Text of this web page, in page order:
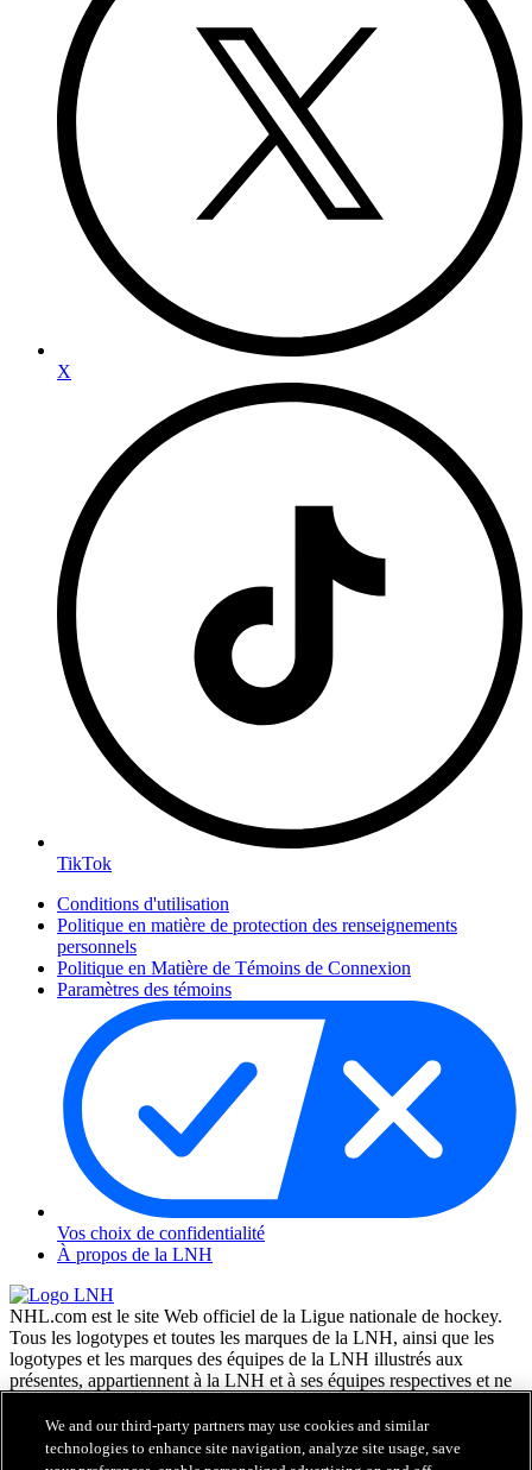
X
TikTok
Conditions d'utilisation
Politique en matière de protection des renseignements
personnels
Politique en Matière de Témoins de Connexion
Paramètres des témoins
Vos choix de confidentialité
À propos de la LNH
NHL.com est le site Web officiel de la Ligue nationale de hockey.
Tous les logotypes et toutes les marques de la LNH, ainsi que les
logotypes et les marques des équipes de la LNH illustrés aux
présentes, appartiennent à la LNH et à ses équipes respectives et ne
Enterprises, L.P. © LNH 2026. Tous droits réservés. Tous les
chandails d'équipe de la LNH personnalisés avec les noms des
We and our third-party partners may use cookies and similar
technologies to enhance site navigation, analyze site usage, save